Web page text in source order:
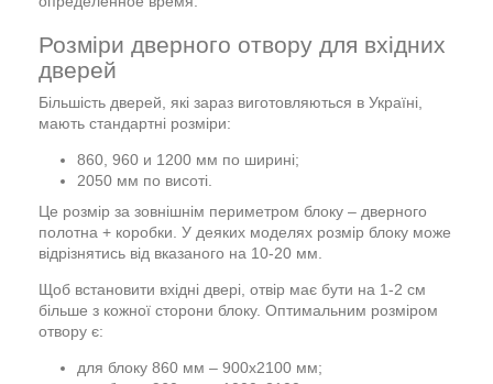
Розміри дверного отвору для вхідних
дверей
Більшість дверей, які зараз виготовляються в Україні,
мають стандартні розміри:
860, 960 и 1200 мм по ширині;
2050 мм по висоті.
Це розмір за зовнішнім периметром блоку – дверного
полотна + коробки. У деяких моделях розмір блоку може
відрізнятись від вказаного на 10-20 мм.
Щоб встановити вхідні двері, отвір має бути на 1-2 см
більше з кожної сторони блоку. Оптимальним розміром
отвору є:
для блоку 860 мм – 900х2100 мм;